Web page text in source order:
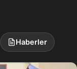
Haberler